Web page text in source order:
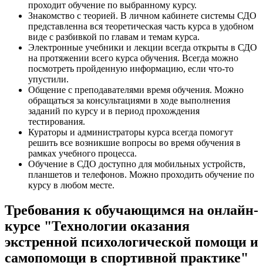
проходит обучение по выбранному курсу.
Знакомство с теорией. В личном кабинете системы СДО
представленна вся теоретическая часть курса в удобном
виде с разбивкой по главам и темам курса.
Электронные учебники и лекции всегда открыты в СДО
на протяжении всего курса обучения. Всегда можно
посмотреть пройденную информацию, если что-то
упустили.
Общение с преподавателями время обучения. Можно
обращаться за консультациями в ходе выполнения
заданий по курсу и в период прохождения
тестирования.
Кураторы и администраторы курса всегда помогут
решить все возникшие вопросы во время обучения в
рамках учебного процесса.
Обучение в СДО доступно для мобильных устройств,
планшетов и телефонов. Можно проходить обучение по
курсу в любом месте.
Требования к обучающимся на онлайн-
курсе "Технологии оказания
экстренной психологической помощи и
самопомощи в спортивной практике"